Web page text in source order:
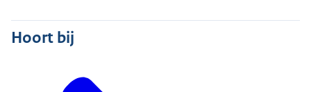
Hoort bij